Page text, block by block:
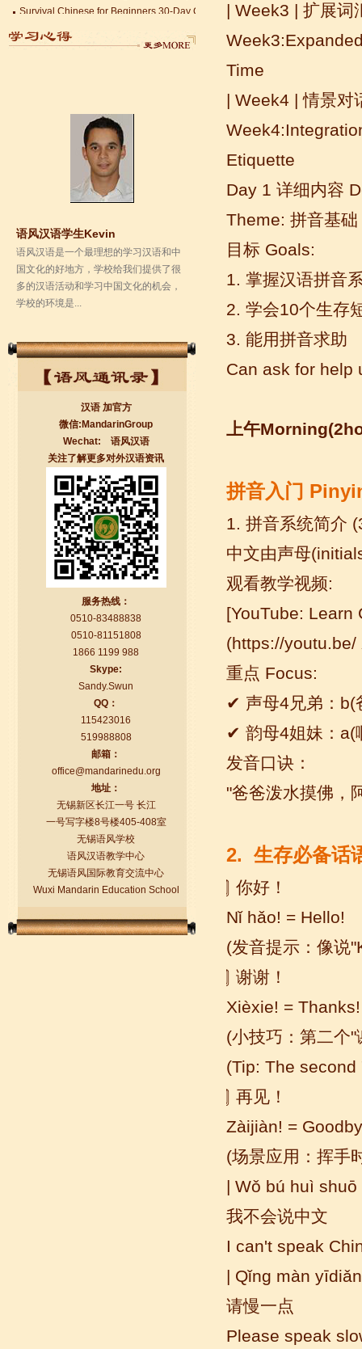
关于HSK3-6级，HSKK各级考试报名照片的通知
Changzhou HSK TEST CENTER常州语风HSK考点正式对外开考了，常州的
语风汉语学生Kevin
国文化的好地方，学校给我们提供了很
多的汉语活动和学习中国文化的机会，
学校的环境是...
无锡语风汉语学校Jessie
我学习汉语已经八年了,我能听明白别人
说汉语,但是我自己说汉语却觉得说不出
口。我现在在语风汉语无锡校学习，每
天我都学习中国文化...
语风汉语学生Florent
我非常喜欢无锡语风汉语学校，这里真
的有最简单的汉语学习方法，我学习汉
语的速度比我原来打算的快得多。我的
汉语老师们都非常可...
汉语 加官方
微信:MandarinGroup
Wechat: 语风汉语
关注了解更多对外汉语资讯
服务热线：
0510-83488838
0510-81151808
1866 1199 988
Skype:
Sandy.Swun
QQ：
115423016
519988808
邮箱：
office@mandarinedu.org
地址：
无锡新区长江一号 长江
一号写字楼8号楼405-408室
无锡语风学校
语风汉语教学中心
无锡语风国际教育交流中心
Wuxi Mandarin Education School
| Week3 | 扩展词
Time
| Week4 | 情景对
Etiquette
Day 1 详细内容
Theme: 拼音基
目标 Goals:
1. 掌握汉语拼音
2. 学会10个生存
3. 能用拼音求助
Can ask for help
上午
拼音入门
1. 拼音系统简介
中文由声母
观看教学视频:
[YouTube: Learn
(https://youtu.be/
重点 Focus:
✔ 声母4兄弟：b(
✔ 韵母4姐妹：a(
发音口诀：
"爸爸泼水摸佛，
2. 生存必备话
⃣ 你好！
Nǐ hǎo! = Hello!
(发音提示：像说
⃣ 谢谢！
Xièxie! = Thanks!
(小技巧：第二个"
(Tip: The
⃣ 再见！
Zàijiàn! =
(场景应用：挥手
| Wǒ bú huì
我不会说中文
I can't speak
| Qǐng màn yīdiǎn
请慢一点
Please speak